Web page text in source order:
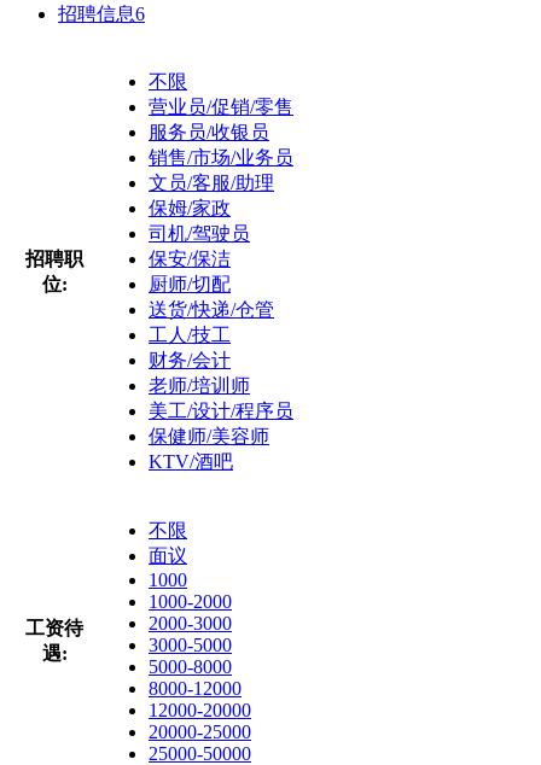
招聘信息6
招聘职
位:
不限
营业员/促销/零售
服务员/收银员
销售/市场/业务员
文员/客服/助理
保姆/家政
司机/驾驶员
保安/保洁
厨师/切配
送货/快递/仓管
工人/技工
财务/会计
老师/培训师
美工/设计/程序员
保健师/美容师
KTV/酒吧
工资待
遇:
不限
面议
1000
1000-2000
2000-3000
3000-5000
5000-8000
8000-12000
12000-20000
20000-25000
25000-50000